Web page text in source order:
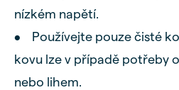
nízkém napětí.
• Používejte pouze čisté
kovu lze v případě potřeby
nebo lihem.